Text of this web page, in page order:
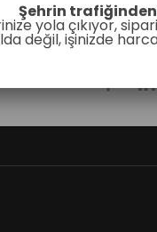
Şehrin trafiğinden
yola çıkıyor,
değil, işinizde